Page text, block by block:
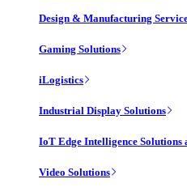
Design & Manufacturing
Gaming Solutions
iLogistics
Industrial Display Solutions
IoT Edge Intelligence Solutions
Video Solutions